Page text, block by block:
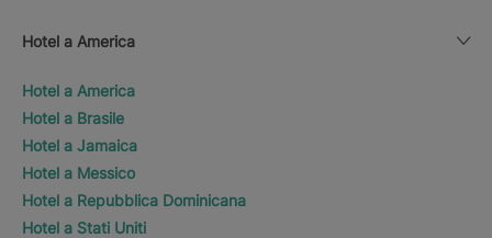
Hotel a America
Hotel a America
Hotel a Brasile
Hotel a Jamaica
Hotel a Messico
Hotel a Repubblica Dominicana
Hotel a Stati Uniti